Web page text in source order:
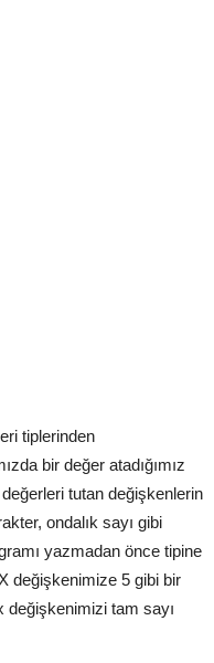
tiplerinden
bir değer atadığımız
tutan değişkenlerin
ondalık sayı gibi
yazmadan önce tipine
değişkenimize 5 gibi bir
değişkenimizi tam sayı